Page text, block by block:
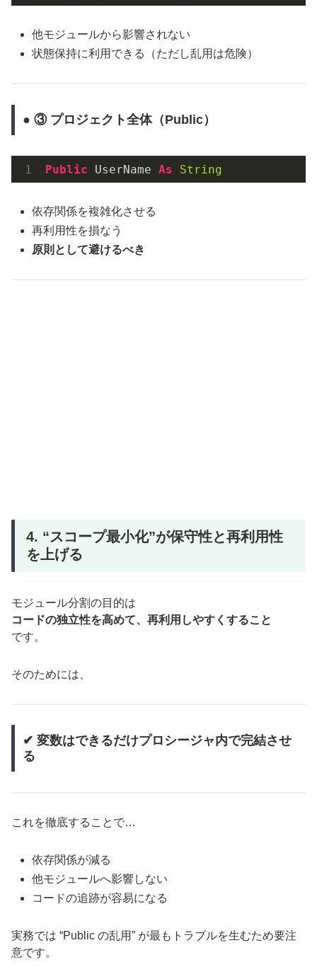
他モジュールから影響されない
状態保持に利用できる（ただし乱用は危険）
● ③ プロジェクト全体（Public）
Public UserName As String
依存関係を複雑化させる
再利用性を損なう
原則として避けるべき
4. “スコープ最小化”が保守性と再利用性
を上げる
モジュール分割の目的は
コードの独立性を高めて、再利用しやすくすること
です。
そのためには、
✔ 変数はできるだけプロシージャ内で完結させ
る
これを徹底することで…
依存関係が減る
他モジュールへ影響しない
コードの追跡が容易になる
実務では “Public の乱用” が最もトラブルを生むため要注
意です。